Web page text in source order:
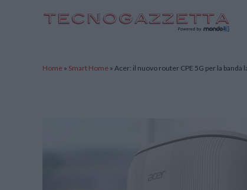
Home » Smart Home » Acer: il nuovo router CPE 5G per la